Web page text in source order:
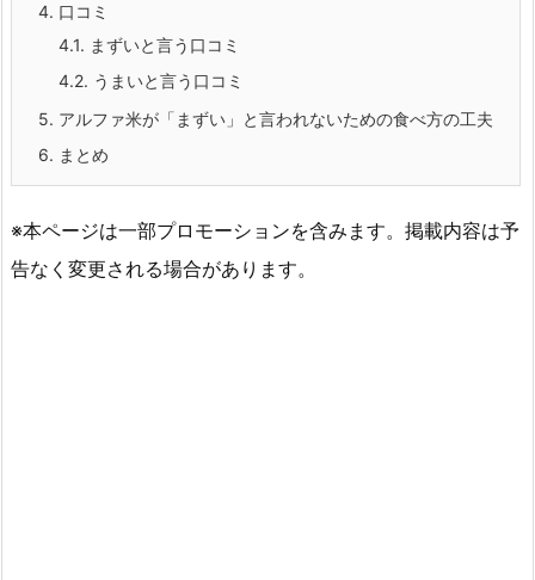
4. 口コミ
4.1. まずいと言う口コミ
4.2. うまいと言う口コミ
5. アルファ米が「まずい」と言われないための食べ方の工夫
6. まとめ
※本ページは一部プロモーションを含みます。掲載内容は予
告なく変更される場合があります。